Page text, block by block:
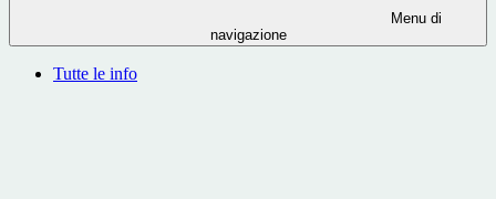
Menu di
navigazione
Tutte le info